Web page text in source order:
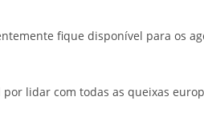
fique disponível para os
lidar com todas as queixas